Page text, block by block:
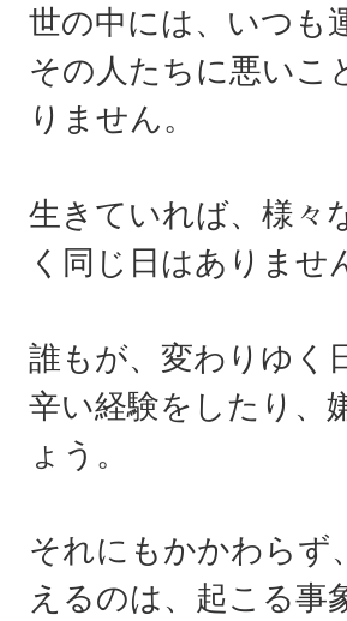
世の中には、いつも
その人たちに悪いこ
りません。
生きていれば、様々
く同じ日はありませ
誰もが、変わりゆく
辛い経験をしたり、
ょう。
それにもかかわらず
えるのは、起こる事